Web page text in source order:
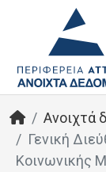
Ανοιχτά
Γενική
Κοινωνικής